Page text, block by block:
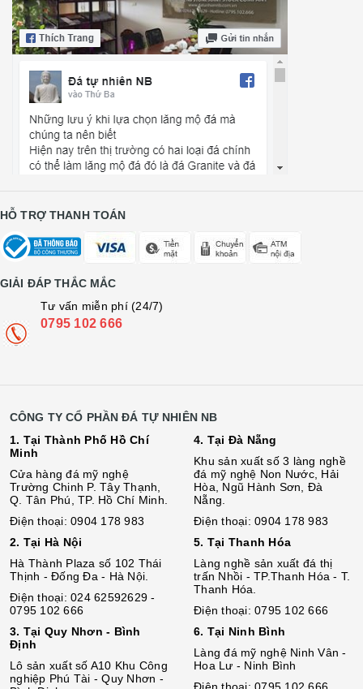
HỖ TRỢ THANH TOÁN
GIẢI ĐÁP THẮC MẮC
Tư vấn miễn phí (24/7)
0795 102 666
CÔNG TY CỔ PHẦN ĐÁ TỰ NHIÊN NB
1. Tại Thành Phố Hồ Chí
Minh
Cửa hàng đá mỹ nghệ
Trường Chinh P. Tây Thạnh,
Q. Tân Phú, TP. Hồ Chí Minh.
Điện thoại: 0904 178 983
2. Tại Hà Nội
Hà Thành Plaza số 102 Thái
Thịnh - Đống Đa - Hà Nội.
Điện thoại: 024 62592629 -
0795 102 666
3. Tại Quy Nhơn - Bình
Định
Lô sản xuất số A10 Khu Công
nghiệp Phú Tài - Quy Nhơn -
4. Tại Đà Nẵng
Khu sản xuất số 3 làng nghề
đá mỹ nghệ Non Nước, Hải
Hòa, Ngũ Hành Sơn, Đà
Nẵng.
Điện thoại: 0904 178 983
5. Tại Thanh Hóa
Làng nghề sản xuất đá thị
trấn Nhồi - TP.Thanh Hóa - T.
Thanh Hóa.
Điện thoại: 0795 102 666
6. Tại Ninh Bình
Làng đá mỹ nghệ Ninh Vân -
Hoa Lư - Ninh Bình
Điện thoại: 0795 102 666